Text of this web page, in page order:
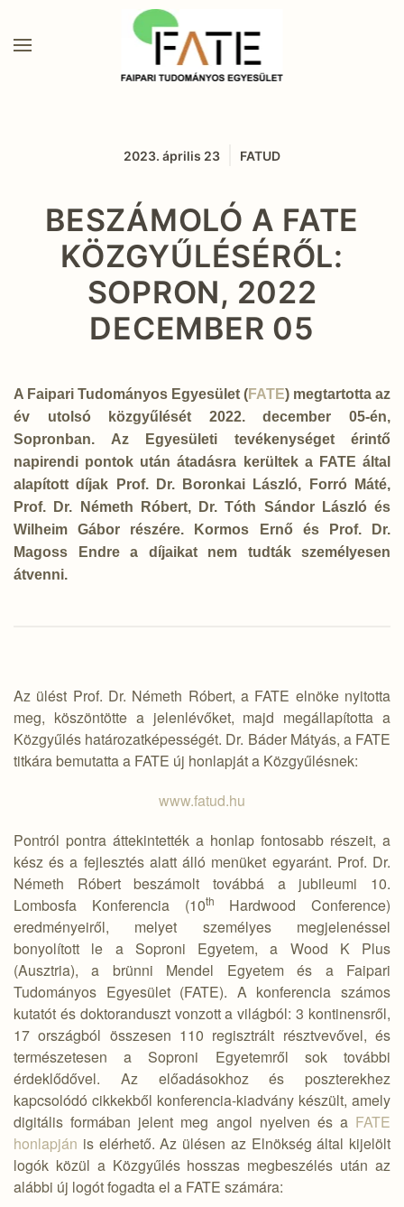
2023. április 23 FATUD
BESZÁMOLÓ A FATE
KÖZGYŰLÉSÉRŐL:
SOPRON, 2022
DECEMBER 05
A Faipari Tudományos Egyesület (FATE) megtartotta az
év utolsó közgyűlését 2022. december 05-én,
Sopronban. Az Egyesületi tevékenységet érintő
napirendi pontok után átadásra kerültek a FATE által
alapított díjak Prof. Dr.Boronkai László, Forró Máté,
Prof. Dr. Németh Róbert, Dr. Tóth Sándor László és
Wilheim Gábor részére. Kormos Ernő és Prof. Dr.
Magoss Endre a díjaikat nem tudták személyesen
átvenni.
Az ülést Prof. Dr. Németh Róbert, a FATE elnöke nyitotta
meg, köszöntötte a jelenlévőket, majd megállapította a
Közgyűlés határozatképességét. Dr. Báder Mátyás, a FATE
titkára bemutatta a FATE új honlapját a Közgyűlésnek:
www.fatud.hu
Pontról pontra áttekintették a honlap fontosabb részeit, a
kész és a fejlesztés alatt álló menüket egyaránt. Prof. Dr.
Németh Róbert beszámolt továbbá a jubileumi 10.
Lombosfa Konferencia (10th
Hardwood Conference)
eredményeiről, melyet személyes megjelenéssel
bonyolított le a Soproni Egyetem, a Wood K Plus
(Ausztria), a brünni Mendel Egyetem és a Faipari
Tudományos Egyesület (FATE). A konferencia számos
kutatót és doktoranduszt vonzott a világból: 3 kontinensről,
17 országból összesen 110 regisztrált résztvevővel, és
természetesen a Soproni Egyetemről sok további
érdeklődővel. Az előadásokhoz és poszterekhez
kapcsolódó cikkekből konferencia-kiadvány készült, amely
digitális formában jelent meg angol nyelven és a FATE
honlapján is elérhető. Az ülésen az Elnökség által kijelölt
logók közül a Közgyűlés hosszas megbeszélés után az
alábbi új logót fogadta el a FATE számára: